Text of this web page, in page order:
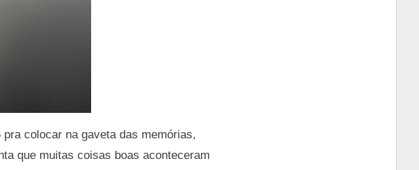
colocar na gaveta das memórias,
que muitas coisas boas aconteceram